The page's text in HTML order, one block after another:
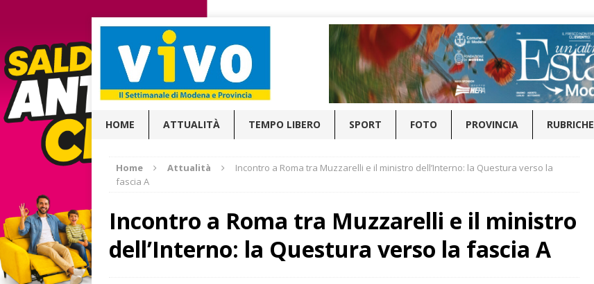
HOME ATTUALITÀ TEMPO LIBERO SPORT FOTO PROVINCIA RUBRICHE
Home Attualità
Incontro a Roma tra Muzzarelli e il ministro dell’Interno: la Questura verso la
fascia A
Incontro a Roma tra Muzzarelli e il ministro
dell’Interno: la Questura verso la fascia A